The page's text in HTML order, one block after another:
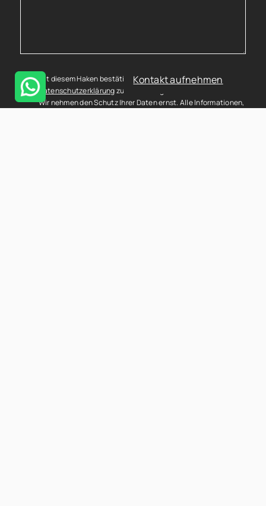
Kontakt aufnehmen
Mit diesem Haken bestätigen Sie, dass Sie die
Datenschutzerklärungzur Kenntnis genommen haben.
Wir nehmen den Schutz Ihrer Daten ernst. Alle Informationen,